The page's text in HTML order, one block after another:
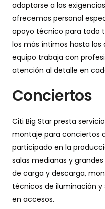
adaptarse a las
ofrecemos personal
apoyo técnico para todo
los más íntimos hasta los
equipo trabaja con
atención al detalle en
Conciertos
Citi Big Star presta
montaje para conciertos
participado en la
salas medianas y
de carga y descarga,
técnicos de iluminación y
en accesos.